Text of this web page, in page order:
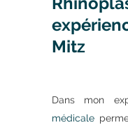
Mitz
Dans mon
médicale